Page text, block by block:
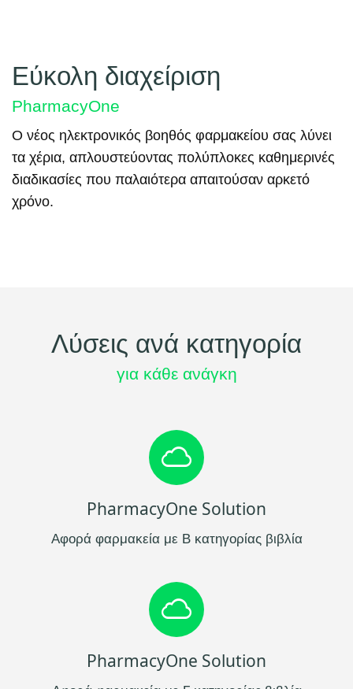
Εύκολη διαχείριση
PharmacyOne
Ο νέος ηλεκτρονικός βοηθός φαρμακείου σας λύνει
τα χέρια, απλουστεύοντας πολύπλοκες καθημερινές
διαδικασίες που παλαιότερα απαιτούσαν αρκετό
χρόνο.
Λύσεις ανά κατηγορία
για κάθε ανάγκη
PharmacyOne Solution
Αφορά φαρμακεία με B κατηγορίας βιβλία
PharmacyOne Solution